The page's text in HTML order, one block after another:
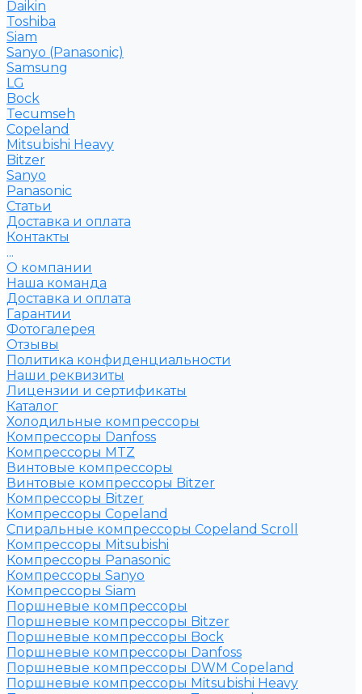
Daikin
Toshiba
Siam
Sanyo (Panasonic)
Samsung
LG
Bock
Tecumseh
Copeland
Mitsubishi Heavy
Bitzer
Sanyo
Рanasonic
Статьи
Доставка и оплата
Контакты
...
О компании
Наша команда
Доставка и оплата
Гарантии
Фотогалерея
Отзывы
Политика конфиденциальности
Наши реквизиты
Лицензии и сертификаты
Каталог
Холодильные компрессоры
Компрессоры Danfoss
Компрессоры MTZ
Винтовые компрессоры
Винтовые компрессоры Bitzer
Компрессоры Bitzer
Компрессоры Copeland
Спиральные компрессоры Copeland Scroll
Компрессоры Mitsubishi
Компрессоры Panasonic
Компрессоры Sanyo
Компрессоры Siam
Поршневые компрессоры
Поршневые компрессоры Bitzer
Поршневые компрессоры Bock
Поршневые компрессоры Danfoss
Поршневые компрессоры DWM Copeland
Поршневые компрессоры Mitsubishi Heavy